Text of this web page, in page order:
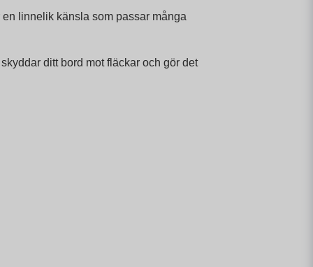
linnelik känsla som passar många
ditt bord mot fläckar och gör det